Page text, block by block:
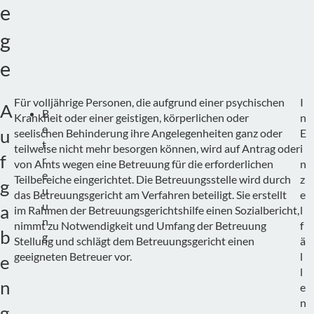
e
g
e
A
u
f
g
a
b
e
n
B
e
t
r
e
u
u
n
g
Für volljährige Personen, die aufgrund einer psychischen
Krankheit oder einer geistigen, körperlichen oder
seelischen Behinderung ihre Angelegenheiten ganz oder
teilweise nicht mehr besorgen können, wird auf Antrag oder
von Amts wegen eine Betreuung für die erforderlichen
Teilbereiche eingerichtet. Die Betreuungsstelle wird durch
das Betreuungsgericht am Verfahren beteiligt. Sie erstellt
im Rahmen der Betreuungsgerichtshilfe einen Sozialbericht,
nimmt zu Notwendigkeit und Umfang der Betreuung
Stellung und schlägt dem Betreuungsgericht einen
geeigneten Betreuer vor.
I
n
E
i
n
z
e
l
f
ä
l
l
e
n